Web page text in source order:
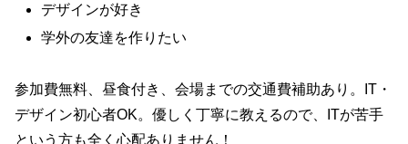
デザインが好き
学外の友達を作りたい
参加費無料、昼食付き、会場までの交通費補助あり。IT・
デザイン初心者OK。優しく丁寧に教えるので、ITが苦手
という方も全く心配ありません！